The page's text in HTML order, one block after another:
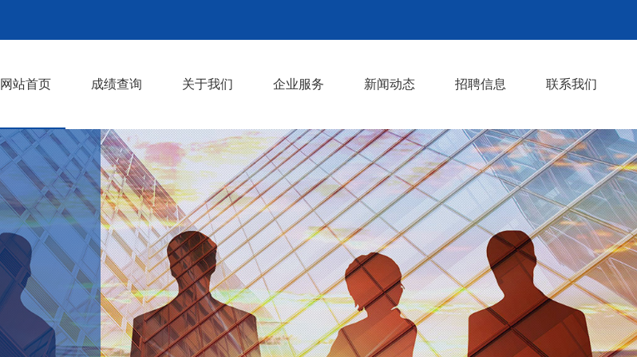
网站首页 成绩查询 关于我们
企业文化 >
发展历程 >
企业服务
业务外包 >
社保代理 >
劳务派遣及人事委托 >
招聘服务 >
新闻动态
公司动态 >
行业动态 >
招聘信息 联系我们